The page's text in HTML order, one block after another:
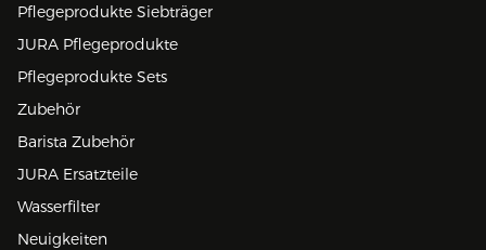
Pflegeprodukte Siebträger
JURA Pflegeprodukte
Pflegeprodukte Sets
Zubehör
Barista Zubehör
JURA Ersatzteile
Wasserfilter
Neuigkeiten